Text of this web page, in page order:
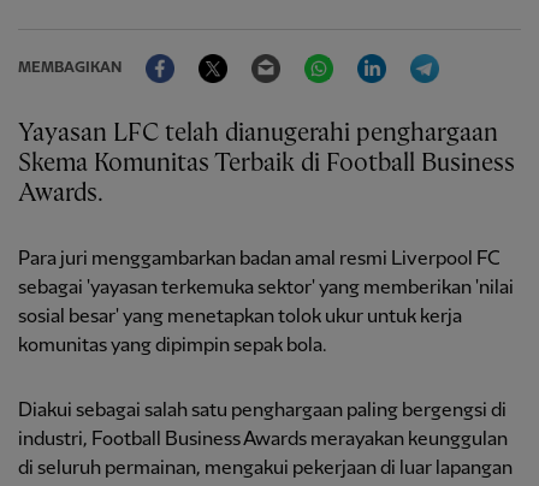
MEMBAGIKAN
FacebookTwitter Email WhatsAppLinkedIn
Yayasan LFC telah dianugerahi penghargaan
Skema Komunitas Terbaik di Football Business
Awards.
Para juri menggambarkan badan amal resmi Liverpool FC
sebagai 'yayasan terkemuka sektor' yang memberikan 'nilai
sosial besar' yang menetapkan tolok ukur untuk kerja
komunitas yang dipimpin sepak bola.
Diakui sebagai salah satu penghargaan paling bergengsi di
industri, Football Business Awards merayakan keunggulan
di seluruh permainan, mengakui pekerjaan di luar lapangan